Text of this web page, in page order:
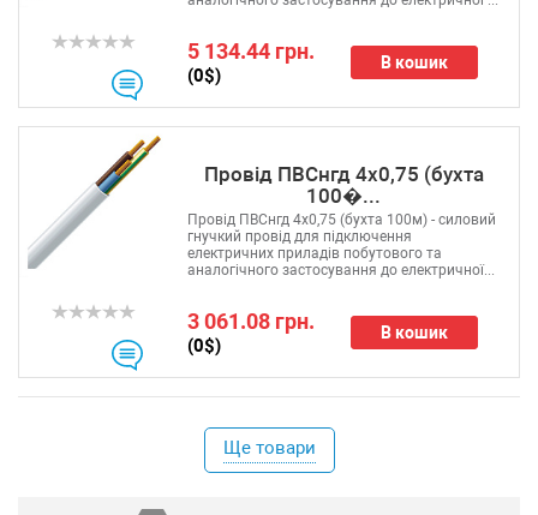
5 134.44 грн.
(0$)
В кошик
Провід ПВСнгд 4х0,75 (бухта
100�...
3 061.08 грн.
(0$)
В кошик
Провід ПВСнгд 4х0,75 (бухта 100м) - силовий
гнучкий провід для підключення
електричних приладів побутового та
аналогічного застосування до електричної...
Ще товари